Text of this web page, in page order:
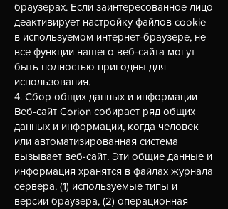
браузерах. Если заинтересованное лицо
деактивирует настройку файлов cookie
в используемом интернет-браузере, не
все функции нашего веб-сайта могут
быть полностью пригодны для
использования.
4. Сбор общих данных и информации
Веб-сайт Corion собирает ряд общих
данных и информации, когда человек
или автоматизированная система
вызывает веб-сайт. Эти общие данные и
информация хранятся в файлах журнала
сервера. (1) используемые типы и
версии браузера, (2) операционная